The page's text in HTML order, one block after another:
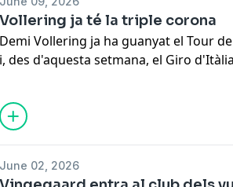
dels Pirineus.
Vollering ja té la triple corona
Demi Vollering ja ha guanyat el Tour
i, des d'aquesta setmana, el Giro
consolida com una de les grans
després de vèncer la "corsa rosa"
l'última etapa, on va superar la seva
Breggen. A "Ràdio volta" també
corredors catalans. A més, entrevista a
June 02, 2026